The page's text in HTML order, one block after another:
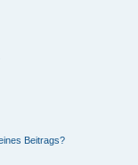
Beitrags?